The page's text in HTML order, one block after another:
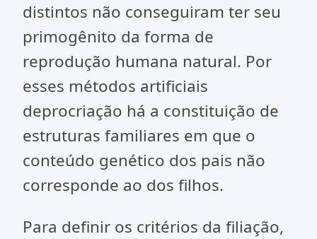
distintos não conseguiram ter seu
primogênito da forma de
reprodução humana natural. Por
esses métodos artificiais
deprocriação há a constituição de
estruturas familiares em que o
conteúdo genético dos pais não
corresponde ao dos filhos.
Para definir os critérios da filiação,